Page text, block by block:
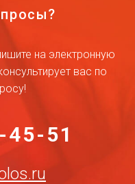
на электронную
вас по
45-51